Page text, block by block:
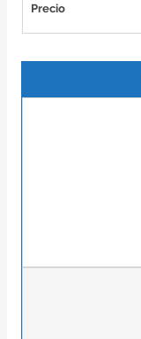
Precio